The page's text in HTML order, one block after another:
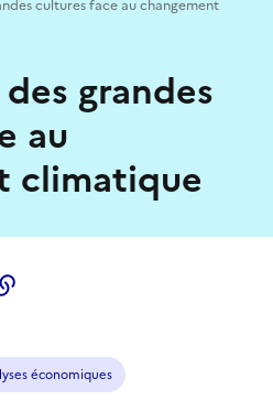
cultures face au changement
grandes
au
climatique
économiques